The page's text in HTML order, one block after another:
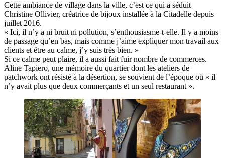
Cette ambiance de village dans la ville, c’est ce qui a séduit
Christine Ollivier, créatrice de bijoux installée à la Citadelle depuis
juillet 2016.
« Ici, il n’y a ni bruit ni pollution, s’enthousiasme-t-elle. Il y a moins
de passage qu’en bas, mais comme j’aime expliquer mon travail aux
clients et être au calme, j’y suis très bien. »
Si ce calme peut plaire, il a aussi fait fuir nombre de commerces.
Aline Tapiero, une mémoire du quartier dont les ateliers de
patchwork ont résisté à la désertion, se souvient de l’époque où « il
n’y avait plus que deux commerçants et un seul restaurant ».